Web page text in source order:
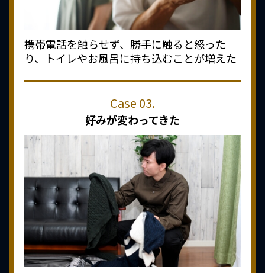
携帯電話を触らせず、勝手に触ると怒った
り、トイレやお風呂に持ち込むことが増えた
好みが変わってきた